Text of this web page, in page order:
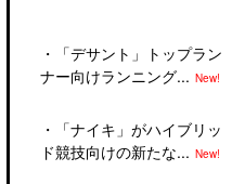
・
「デサント」トップラン
ナー向けランニング... New!
・
「ナイキ」がハイブリッ
ド競技向けの新たな... New!